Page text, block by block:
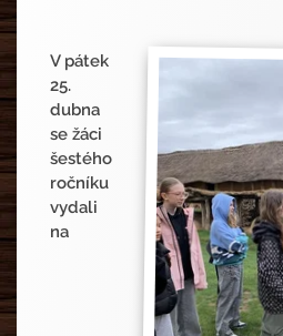
V pátek
25.
dubna
se žáci
šestého
ročníku
vydali
na